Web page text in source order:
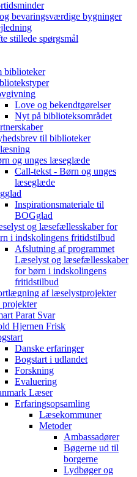
bevaringsværdige bygninger
stillede spørgsmål
biblioteker
Love og bekendtgørelser
Nyt på biblioteksområdet
til biblioteker
og unges læseglæde
Call-tekst - Børn og unges
læseglæde
Inspirationsmateriale til
BOGglad
og læsefællesskaber for
i indskolingens fritidstilbud
Afslutning af programmet
Læselyst og læsefællesskaber
for børn i indskolingens
fritidstilbud
af læselystprojekter
Parat Svar
Hjernen Frisk
Danske erfaringer
Bogstart i udlandet
Forskning
Evaluering
Læser
Erfaringsopsamling
Læsekommuner
Metoder
Ambassadører
Bøgerne ud til
borgerne
Lydbøger og